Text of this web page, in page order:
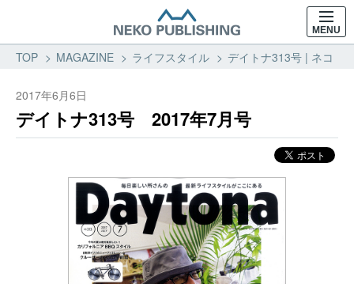
MENU
TOP MAGAZINE ライフスタイル デイトナ313号 | ネコ・
2017年6月6日
デイトナ313号 2017年7月号